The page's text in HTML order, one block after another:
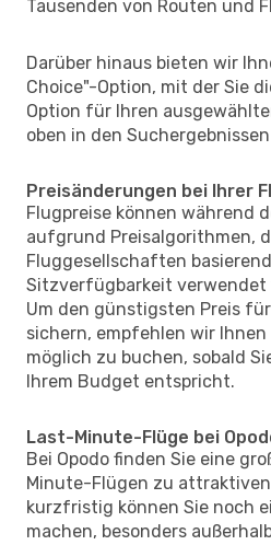
Tausenden von Routen und
Darüber hinaus bieten wir
Choice"-Option, mit der Sie
Option für Ihren
oben in den
Preisänderungen bei Ihrer
Flugpreise können während
aufgrund Preisalgorithmen,
Fluggesellschaften
Sitzverfügbarkeit verwendet
Um den günstigsten Preis
sichern, empfehlen wir Ihnen
möglich zu buchen, sobald
Ihrem Budget entspricht.
Last-Minute-Flüge bei
Bei Opodo finden Sie eine
Minute-Flügen zu
kurzfristig können Sie noch
machen, besonders